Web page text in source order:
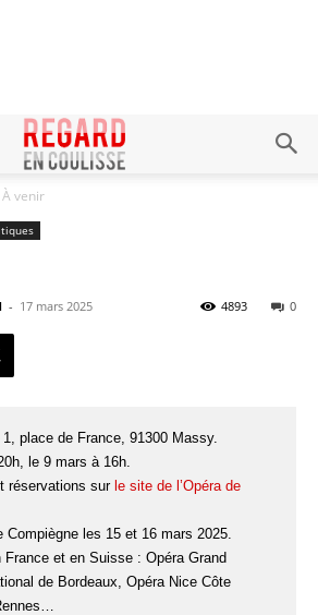
À venir
- 17 mars 2025 0
4893
place de France, 91300 Massy.
le 9 mars à 16h.
réservations sur le site de l’Opéra de
Compiègne les 15 et 16 mars 2025.
France et en Suisse : Opéra Grand
de Bordeaux, Opéra Nice Côte